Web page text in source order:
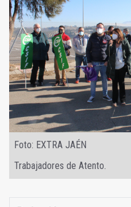
Foto: EXTRA JAÉN
Trabajadores de Atento.